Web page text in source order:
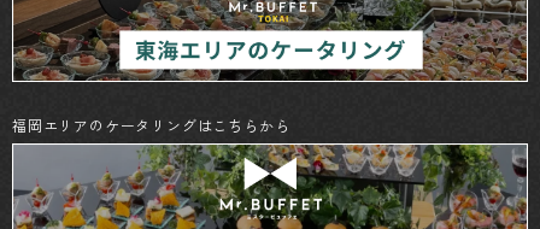
福岡エリアのケータリングはこちらから